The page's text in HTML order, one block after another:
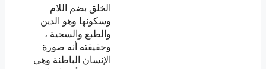
الخلق بضم اللام
وسكونها وهو الدين
والطبع والسجية ،
وحقيقته أنه صورة
الإنسان الباطنة وهي